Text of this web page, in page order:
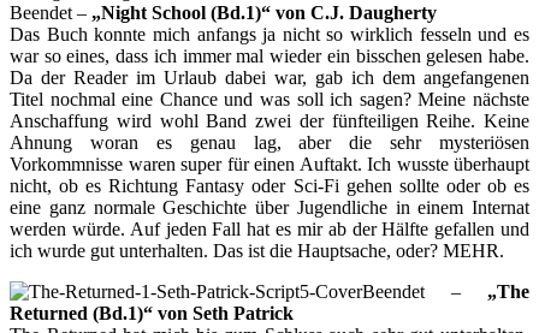
Beendet – „Night School (Bd.1)“ von C.J. Daugherty
Das Buch konnte mich anfangs ja nicht so wirklich fesseln und es
war so eines, dass ich immer mal wieder ein bisschen gelesen habe.
Da der Reader im Urlaub dabei war, gab ich dem angefangenen
Titel nochmal eine Chance und was soll ich sagen? Meine nächste
Anschaffung wird wohl Band zwei der fünfteiligen Reihe. Keine
Ahnung woran es genau lag, aber die sehr mysteriösen
Vorkommnisse waren super für einen Auftakt. Ich wusste überhaupt
nicht, ob es Richtung Fantasy oder Sci-Fi gehen sollte oder ob es
eine ganz normale Geschichte über Jugendliche in einem Internat
werden würde. Auf jeden Fall hat es mir ab der Hälfte gefallen und
ich wurde gut unterhalten. Das ist die Hauptsache, oder? MEHR.
Beendet – „The
Returned (Bd.1)“ von Seth Patrick